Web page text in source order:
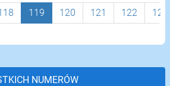
119 120 121 122 123
NUMERÓW